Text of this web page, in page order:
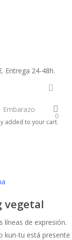
Entrega 24-48h.
Embarazo
Tienda
0
added to your cart.
vegetal
líneas de expresión.
kun-tu está presente